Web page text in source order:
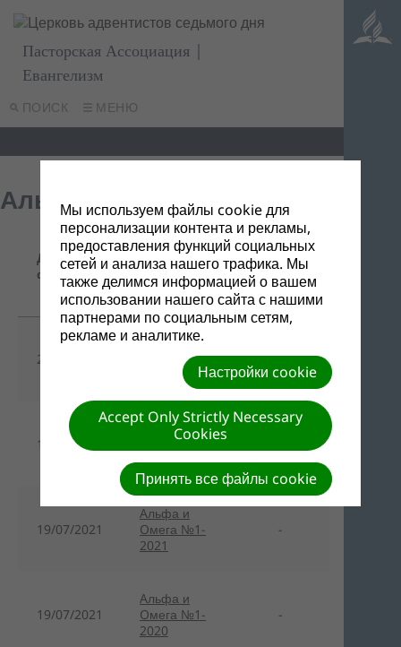
ПОИСК МЕНЮ
Пасторская Ассоциация |
Евангелизм
Альфа и Омега
Дата
файла
Название/
Ссылка
для
скачивания
Описание
28/01/2020
Альфа и
Омега №3-
-
19/07/2021
Aльфа и
Oмега №3-
2020
19/07/2021
Aльфа и
Oмега №1-
2021
-
19/07/2021
Aльфа и
Oмега №1-
2020
-
Мы используем файлы cookie для
персонализации контента и рекламы,
предоставления функций социальных
сетей и анализа нашего трафика. Мы
также делимся информацией о вашем
использовании нашего сайта с нашими
партнерами по социальным сетям,
рекламе и аналитике.
Настройки cookie
Accept Only Strictly Necessary
Cookies
Принять все файлы cookie